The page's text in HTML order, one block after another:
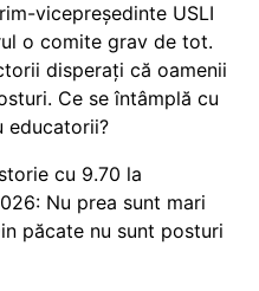
vicepreședinte USLI
o comite grav de tot.
disperați că oamenii
Ce se întâmplă cu
educatorii?
cu 9.70 la
Nu prea sunt mari
păcate nu sunt posturi